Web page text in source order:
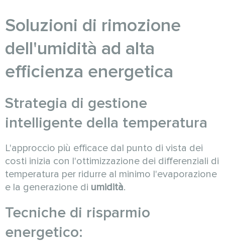
Soluzioni di rimozione
dell'umidità ad alta
efficienza energetica
Strategia di gestione
intelligente della temperatura
L'approccio più efficace dal punto di vista dei
costi inizia con l'ottimizzazione dei differenziali di
temperatura per ridurre al minimo l'evaporazione
e la generazione di umidità.
Tecniche di risparmio
energetico: